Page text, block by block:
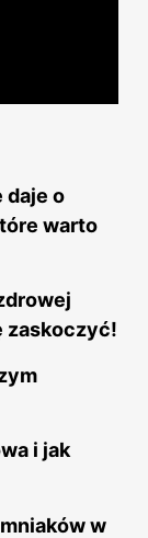
daje o
warto
zaskoczyć!
i jak
w